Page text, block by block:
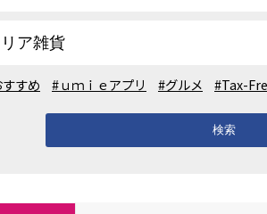
すめ #ｕｍｉｅアプリ #グルメ #Tax-
検索